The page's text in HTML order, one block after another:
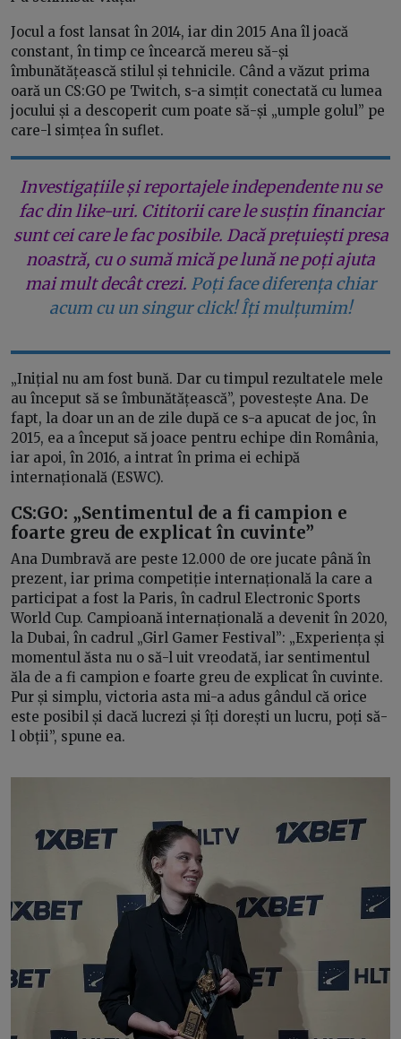
Jocul a fost lansat în 2014, iar din 2015 Ana îl joacă
constant, în timp ce încearcă mereu să-și
îmbunătățească stilul și tehnicile. Când a văzut prima
oară un CS:GO pe Twitch, s-a simțit conectată cu lumea
jocului și a descoperit cum poate să-și „umple golul” pe
care-l simțea în suflet.
Investigațiile și reportajele independente nu se
fac din like-uri. Cititorii care le susțin financiar
sunt cei care le fac posibile. Dacă prețuiești presa
noastră, cu o sumă mică pe lună ne poți ajuta
mai mult decât crezi. Poți face diferența chiar
acum cu un singur click! Îți mulțumim!
„Inițial nu am fost bună. Dar cu timpul rezultatele mele
au început să se îmbunătățească”, povestește Ana. De
fapt, la doar un an de zile după ce s-a apucat de joc, în
2015, ea a început să joace pentru echipe din România,
iar apoi, în 2016, a intrat în prima ei echipă
internațională (ESWC).
CS:GO: „Sentimentul de a fi campion e
foarte greu de explicat în cuvinte”
Ana Dumbravă are peste 12.000 de ore jucate până în
prezent, iar prima competiție internațională la care a
participat a fost la Paris, în cadrul Electronic Sports
World Cup. Campioană internațională a devenit în 2020,
la Dubai, în cadrul „Girl Gamer Festival”: „Experiența și
momentul ăsta nu o să-l uit vreodată, iar sentimentul
ăla de a fi campion e foarte greu de explicat în cuvinte.
Pur și simplu, victoria asta mi-a adus gândul că orice
este posibil și dacă lucrezi și îți dorești un lucru, poți să-
l obții”, spune ea.